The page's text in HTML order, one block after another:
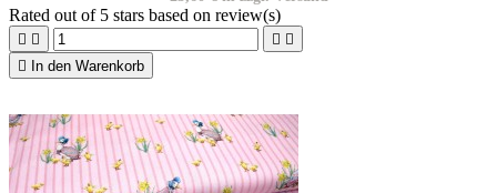
Rated out of 5 stars based on review(s)
   

In den Warenkorb